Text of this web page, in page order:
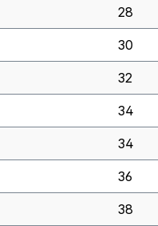
28
30
32
34
34
36
38